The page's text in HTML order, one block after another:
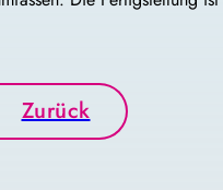
Zurück